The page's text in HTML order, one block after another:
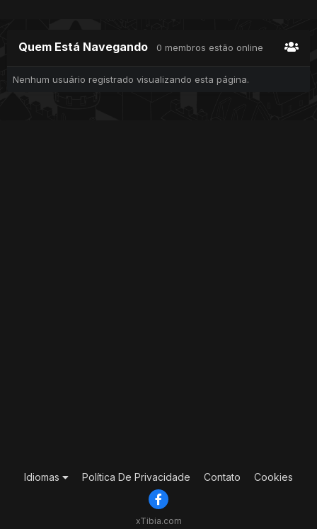
Quem Está Navegando 0 membros estão online
Nenhum usuário registrado visualizando esta página.
Idiomas Política De Privacidade Contato Cookies
xTibia.com